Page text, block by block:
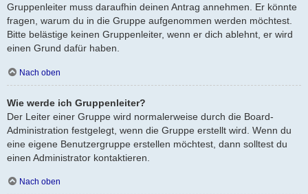
Gruppenleiter muss daraufhin deinen Antrag annehmen. Er könnte
fragen, warum du in die Gruppe aufgenommen werden möchtest.
Bitte belästige keinen Gruppenleiter, wenn er dich ablehnt, er wird
einen Grund dafür haben.
Nach oben
Wie werde ich Gruppenleiter?
Der Leiter einer Gruppe wird normalerweise durch die Board-
Administration festgelegt, wenn die Gruppe erstellt wird. Wenn du
eine eigene Benutzergruppe erstellen möchtest, dann solltest du
einen Administrator kontaktieren.
Nach oben